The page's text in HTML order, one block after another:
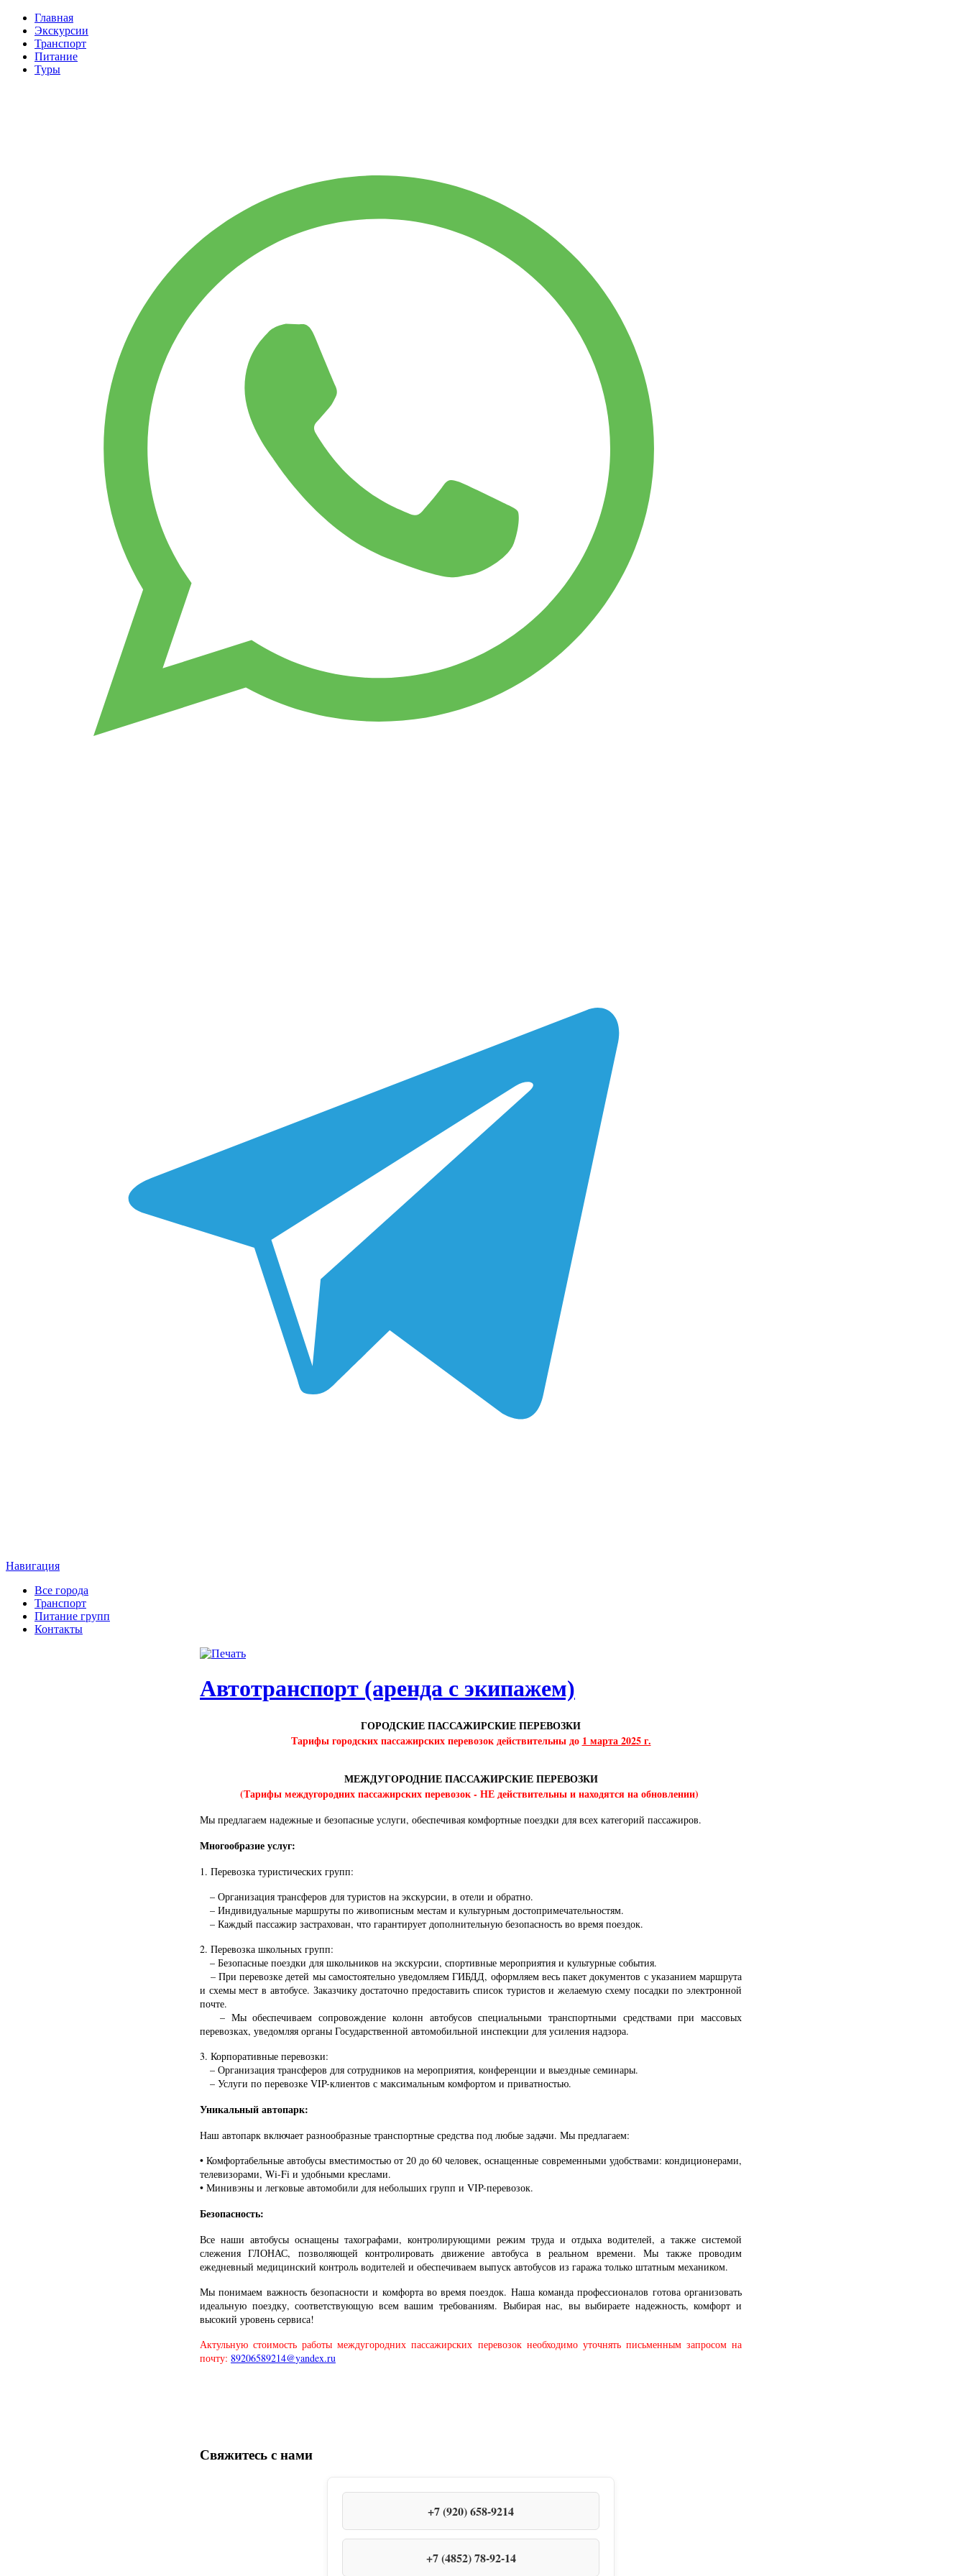
Главная
Экскурсии
Транспорт
Питание
Туры
Навигация
Все города
Транспорт
Питание групп
Контакты
Автотранспорт (аренда с экипажем)
ГОРОДСКИЕ ПАССАЖИРСКИЕ ПЕРЕВОЗКИ
Тарифы городских пассажирских перевозок действительны до 1 марта 2025 г.
МЕЖДУГОРОДНИЕ ПАССАЖИРСКИЕ ПЕРЕВОЗКИ
(Тарифы междугородних пассажирских перевозок - НЕ действительны и находятся на обновлении)
Мы предлагаем надежные и безопасные услуги, обеспечивая комфортные поездки для всех категорий пассажиров.
Многообразие услуг:
1. Перевозка туристических групп:
– Организация трансферов для туристов на экскурсии, в отели и обратно.
– Индивидуальные маршруты по живописным местам и культурным достопримечательностям.
– Каждый пассажир застрахован, что гарантирует дополнительную безопасность во время поездок.
2. Перевозка школьных групп:
– Безопасные поездки для школьников на экскурсии, спортивные мероприятия и культурные события.
– При перевозке детей мы самостоятельно уведомляем ГИБДД, оформляем весь пакет документов с указанием маршрута
и схемы мест в автобусе. Заказчику достаточно предоставить список туристов и желаемую схему посадки по электронной
почте.
– Мы обеспечиваем сопровождение колонн автобусов специальными транспортными средствами при массовых
перевозках, уведомляя органы Государственной автомобильной инспекции для усиления надзора.
3. Корпоративные перевозки:
– Организация трансферов для сотрудников на мероприятия, конференции и выездные семинары.
– Услуги по перевозке VIP-клиентов с максимальным комфортом и приватностью.
Уникальный автопарк:
Наш автопарк включает разнообразные транспортные средства под любые задачи. Мы предлагаем:
• Комфортабельные автобусы вместимостью от 20 до 60 человек, оснащенные современными удобствами: кондиционерами,
телевизорами, Wi-Fi и удобными креслами.
• Минивэны и легковые автомобили для небольших групп и VIP-перевозок.
Безопасность:
Все наши автобусы оснащены тахографами, контролирующими режим труда и отдыха водителей, а также системой
слежения ГЛОНАС, позволяющей контролировать движение автобуса в реальном времени. Мы также проводим
ежедневный медицинский контроль водителей и обеспечиваем выпуск автобусов из гаража только штатным механиком.
Мы понимаем важность безопасности и комфорта во время поездок. Наша команда профессионалов готова организовать
идеальную поездку, соответствующую всем вашим требованиям. Выбирая нас, вы выбираете надежность, комфорт и
высокий уровень сервиса!
Актульную стоимость работы междугородних пассажирских перевозок необходимо уточнять письменным запросом на
почту:
Свяжитесь с нами
+7 (920) 658-9214
+7 (4852) 78-92-14